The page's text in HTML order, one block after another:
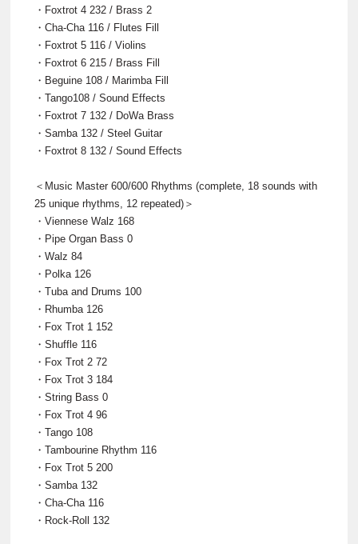
・Foxtrot 4 232 / Brass 2
・Cha-Cha 116 / Flutes Fill
・Foxtrot 5 116 / Violins
・Foxtrot 6 215 / Brass Fill
・Beguine 108 / Marimba Fill
・Tango108 / Sound Effects
・Foxtrot 7 132 / DoWa Brass
・Samba 132 / Steel Guitar
・Foxtrot 8 132 / Sound Effects
＜Music Master 600/600 Rhythms (complete, 18 sounds with
25 unique rhythms, 12 repeated)＞
・Viennese Walz 168
・Pipe Organ Bass 0
・Walz 84
・Polka 126
・Tuba and Drums 100
・Rhumba 126
・Fox Trot 1 152
・Shuffle 116
・Fox Trot 2 72
・Fox Trot 3 184
・String Bass 0
・Fox Trot 4 96
・Tango 108
・Tambourine Rhythm 116
・Fox Trot 5 200
・Samba 132
・Cha-Cha 116
・Rock-Roll 132